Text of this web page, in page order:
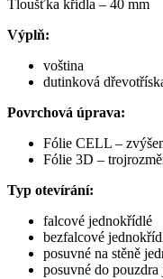
Tloušťka křídla – 40 mm
Výplň:
voština
dutinková
Povrchová úprava:
Fólie CELL –
Fólie 3D –
Typ otevírání:
falcové jednokřídlé
bezfalcové
posuvné na stěně
posuvné do